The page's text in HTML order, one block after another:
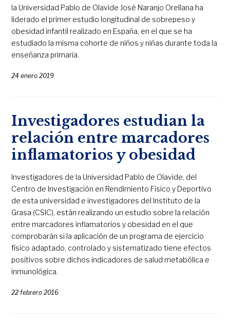
la Universidad Pablo de Olavide José Naranjo Orellana ha
liderado el primer estudio longitudinal de sobrepeso y
obesidad infantil realizado en España, en el que se ha
estudiado la misma cohorte de niños y niñas durante toda la
enseñanza primaria.
24 enero 2019
Investigadores estudian la
relación entre marcadores
inflamatorios y obesidad
Investigadores de la Universidad Pablo de Olavide, del
Centro de Investigación en Rendimiento Físico y Deportivo
de esta universidad e investigadores del Instituto de la
Grasa (CSIC), están realizando un estudio sobre la relación
entre marcadores inflamatorios y obesidad en el que
comprobarán si la aplicación de un programa de ejercicio
físico adaptado, controlado y sistematizado tiene efectos
positivos sobre dichos indicadores de salud metabólica e
inmunológica.
22 febrero 2016